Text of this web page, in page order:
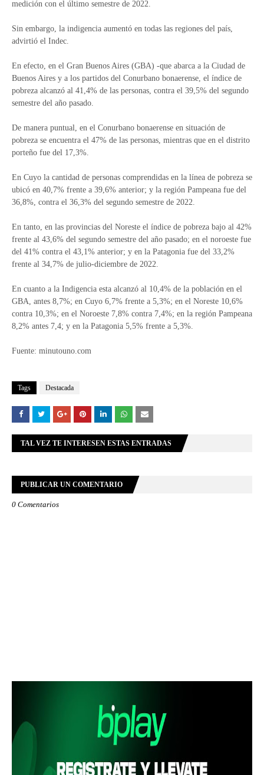
medición con el último semestre de 2022.
Sin embargo, la indigencia aumentó en todas las regiones del país,
advirtió el Indec.
En efecto, en el Gran Buenos Aires (GBA) -que abarca a la Ciudad de
Buenos Aires y a los partidos del Conurbano bonaerense, el índice de
pobreza alcanzó al 41,4% de las personas, contra el 39,5% del segundo
semestre del año pasado.
De manera puntual, en el Conurbano bonaerense en situación de
pobreza se encuentra el 47% de las personas, mientras que en el distrito
porteño fue del 17,3%.
En Cuyo la cantidad de personas comprendidas en la línea de pobreza se
ubicó en 40,7% frente a 39,6% anterior; y la región Pampeana fue del
36,8%, contra el 36,3% del segundo semestre de 2022.
En tanto, en las provincias del Noreste el índice de pobreza bajo al 42%
frente al 43,6% del segundo semestre del año pasado; en el noroeste fue
del 41% contra el 43,1% anterior; y en la Patagonia fue del 33,2%
frente al 34,7% de julio-diciembre de 2022.
En cuanto a la Indigencia esta alcanzó al 10,4% de la población en el
GBA, antes 8,7%; en Cuyo 6,7% frente a 5,3%; en el Noreste 10,6%
contra 10,3%; en el Noroeste 7,8% contra 7,4%; en la región Pampeana
8,2% antes 7,4; y en la Patagonia 5,5% frente a 5,3%.
Fuente: minutouno.com
Tags Destacada
TAL VEZ TE INTERESEN ESTAS ENTRADAS
PUBLICAR UN COMENTARIO
0 Comentarios